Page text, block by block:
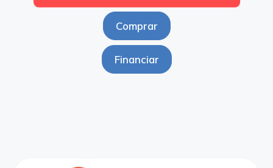
Comprar
Financiar